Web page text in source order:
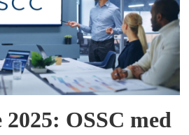
2025: OSSC med